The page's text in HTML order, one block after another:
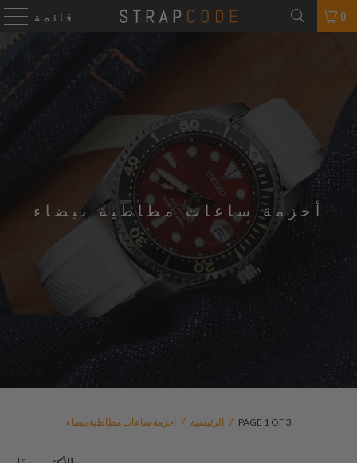
قائمة 0
أحزمة ساعات مطاطية بيضاء
الرئيسية / أحزمة ساعات مطاطية بيضاء / PAGE 1 OF 3